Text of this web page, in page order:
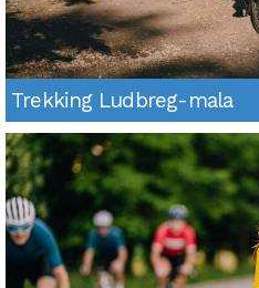
Trekking Ludbreg-mala